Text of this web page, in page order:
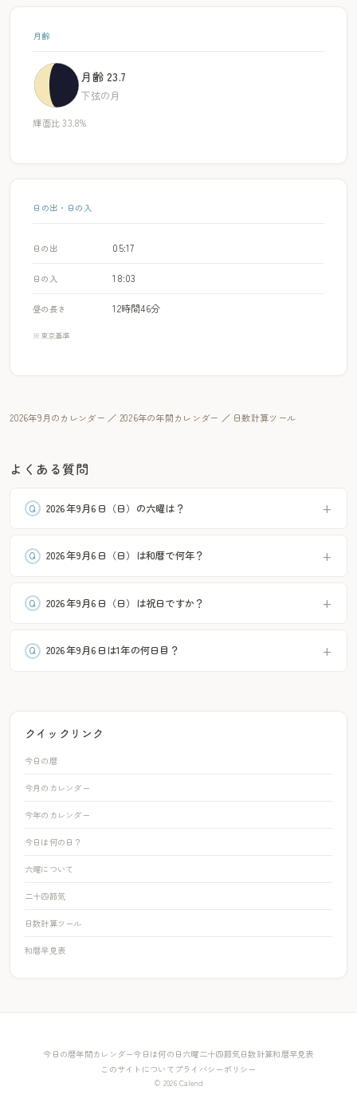
月齢
月齢 23.7
下弦の月
輝面比 33.8%
日の出・日の入
日の出 05:17
日の入 18:03
昼の長さ 12時間46分
※東京基準
2026年9月のカレンダー ／ 2026年の年間カレンダー ／ 日数計算ツール
よくある質問
2026年9月6日（日）の六曜は？
2026年9月6日（日）は和暦で何年？
2026年9月6日（日）は祝日ですか？
2026年9月6日は1年の何日目？
クイックリンク
今日の暦
今月のカレンダー
今年のカレンダー
今日は何の日？
六曜について
二十四節気
日数計算ツール
和暦早見表
今日の暦年間カレンダー今日は何の日 六曜二十四節気 日数計算和暦早見表
このサイトについて プライバシーポリシー
© 2026 Calend